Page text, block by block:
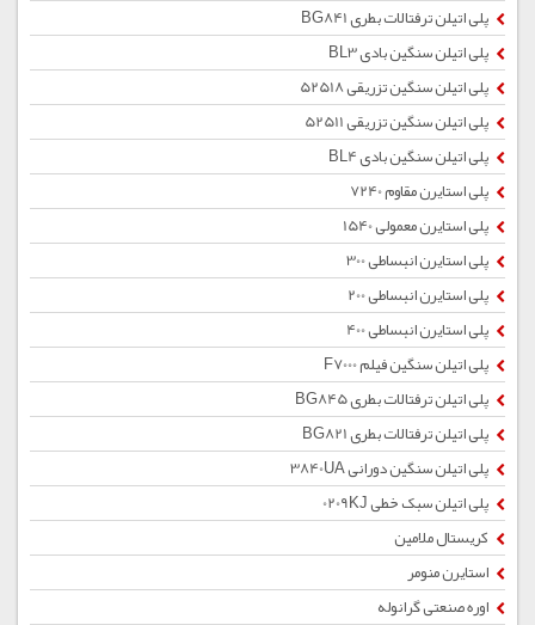
پلی اتیلن ترفتالات بطری BG841
پلی اتیلن سنگین بادی BL3
پلی اتیلن سنگین تزریقی 52518
پلی اتیلن سنگین تزریقی 52511
پلی اتیلن سنگین بادی BL4
پلی استایرن مقاوم 7240
پلی استایرن معمولی 1540
پلی استایرن انبساطی 300
پلی استایرن انبساطی 200
پلی استایرن انبساطی 400
پلی اتیلن سنگین فیلم F7000
پلی اتیلن ترفتالات بطری BG845
پلی اتیلن ترفتالات بطری BG821
پلی اتیلن سنگین دورانی 3840UA
پلی اتیلن سبک خطی 0209KJ
کریستال ملامین
استایرن منومر
اوره صنعتی گرانوله